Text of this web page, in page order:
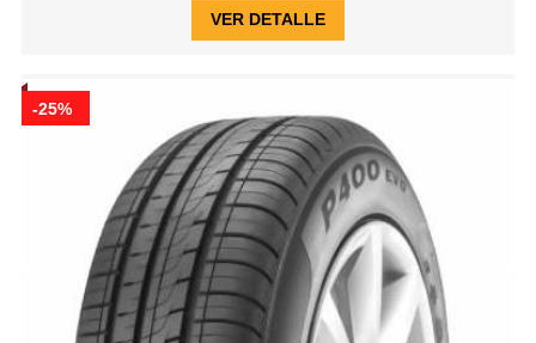
VER DETALLE
-25%